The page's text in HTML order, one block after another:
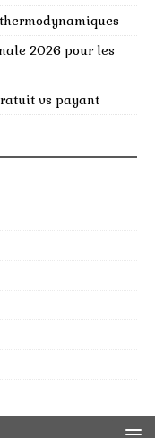
2026 pour les
vs payant